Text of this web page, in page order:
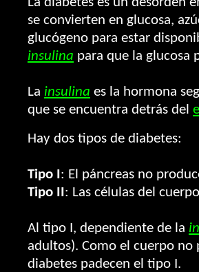
se convierten en glucosa,
glucógeno para estar
insulina para que la glucosa
La insulina es la hormona
que se encuentra detrás del
Hay dos tipos de diabetes:
Tipo I : El páncreas no
Tipo II : Las células del
Al tipo I, dependiente de la
adultos). Como el cuerpo no
diabetes padecen el tipo I.